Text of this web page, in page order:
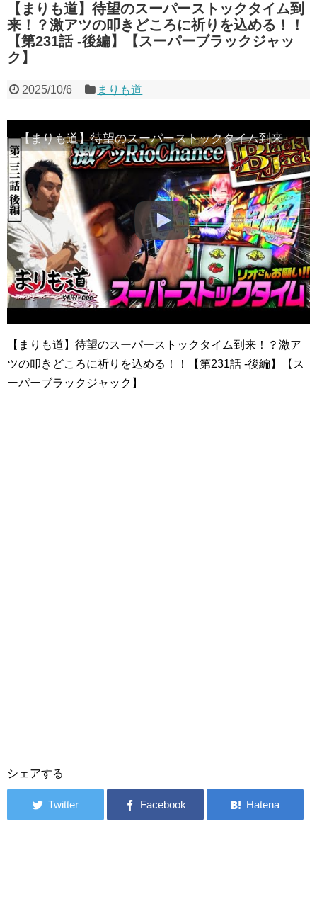
【まりも道】待望のスーパーストックタイム到
来！？激アツの叩きどころに祈りを込める！！
【第231話 -後編】【スーパーブラックジャッ
ク】
2025/10/6 まりも道
【まりも道】待望のスーパーストックタイム到来！？激アツの叩きどころに祈りを込める！！【第231話 -後編】【スーパーブラックジャック】
【まりも道】待望のスーパーストックタイム到来！？激ア
ツの叩きどころに祈りを込める！！【第231話 -後編】【ス
ーパーブラックジャック】
シェアする